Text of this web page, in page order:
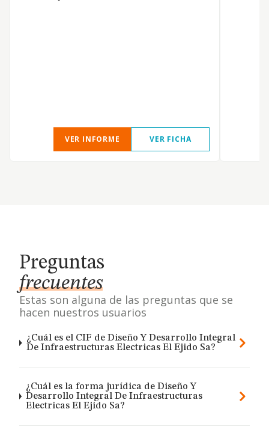
VER INFORME VER FICHA
Preguntas
frecuentes
Estas son alguna de las preguntas que se
hacen nuestros usuarios
¿Cuál es el CIF de Diseño Y Desarrollo Integral
De Infraestructuras Electricas El Ejido Sa?
¿Cuál es la forma jurídica de Diseño Y
Desarrollo Integral De Infraestructuras
Electricas El Ejido Sa?